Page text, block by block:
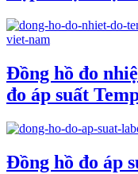
Đồng hồ đo
đo áp suất
Đồng hồ đo áp